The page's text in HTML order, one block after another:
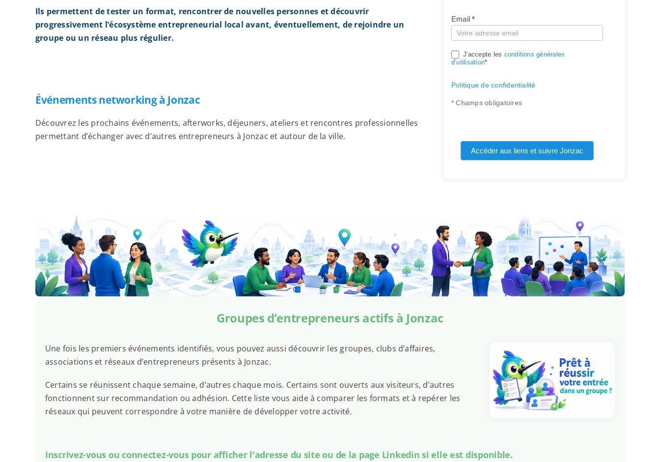
Ils permettent de tester un format, rencontrer de nouvelles personnes et découvrir
progressivement l’écosystème entrepreneurial local avant, éventuellement, de rejoindre un
groupe ou un réseau plus régulier.
Événements networking à Jonzac
Découvrez les prochains événements, afterworks, déjeuners, ateliers et rencontres professionnelles
permettant d’échanger avec d’autres entrepreneurs à Jonzac et autour de la ville.
Compte
Email*
J'accepte les conditions générales
d’utilisation*
Politique de confidentialité
* Champs obligatoires
Accéder aux liens et suivre Jonzac
Groupes d’entrepreneurs actifs à Jonzac
Une fois les premiers événements identifiés, vous pouvez aussi découvrir les groupes, clubs d’affaires,
associations et réseaux d’entrepreneurs présents à Jonzac.
Certains se réunissent chaque semaine, d’autres chaque mois. Certains sont ouverts aux visiteurs, d’autres
fonctionnent sur recommandation ou adhésion. Cette liste vous aide à comparer les formats et à repérer les
réseaux qui peuvent correspondre à votre manière de développer votre activité.
Inscrivez-vous ou connectez-vous pour afficher l'adresse du site ou de la page Linkedin si elle est disponible.